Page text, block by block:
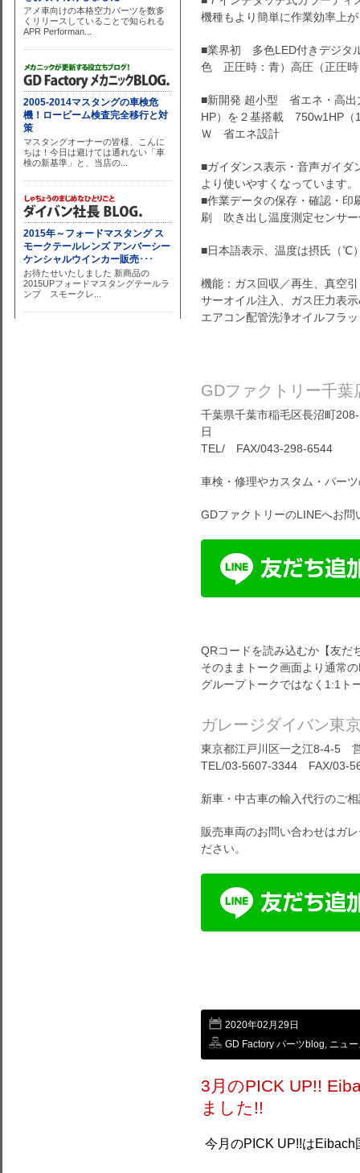
機種もより簡単に作業効率上
■業界初 多色LED付きデジタ
色 正圧時：青）高圧（正圧
■新開発 超小型 省エネ・高出
HP）を２基搭載 750w1HP
Ｗ 省エネ設計
■ガイダンス表示・音声ガイ
より使いやすくなっています。
■作業データの保存・確認・
刷 吹き出し温度測定センサー
■日本語表示、温度は摂氏（℃
機能：ガス回収／再生、真空
サーオイル注入、ガス圧力表
エアコン配管洗浄オイルフラ
GDファクトリー千葉
千葉県千葉市稲毛区長沼町
日
TEL/ FAX/043-298-6544
車検・修理やカスタム・パー
GDファクトリーのLINEへお問
QRコードを読み込むか【友だ
そのままトーク画面より通常
グループトークではなく1:1ト
ガレージダイバン東
東京都江戸川区一之江8-4-5
TEL/03-5607-3344 FAX/03-
新車・中古車の輸入代行のご
販売車両のお問い合わせはガ
ださい。
2020年02月29日
GD Factory パーツblog, ニュ
3月のPICK UP!!
ました!!
今月のPICK UP!!は